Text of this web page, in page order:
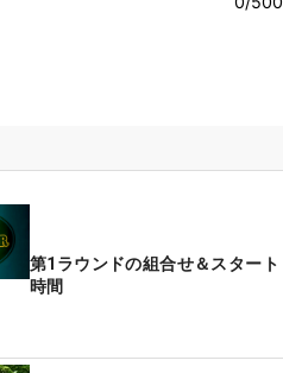
第1ラウンドの組合せ＆スタート
時間